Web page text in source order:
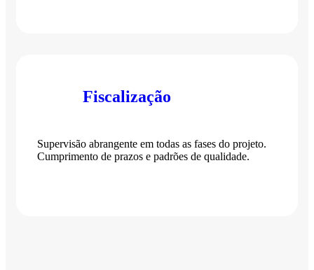
Fiscalização
Supervisão abrangente em todas as fases do projeto.
Cumprimento de prazos e padrões de qualidade.